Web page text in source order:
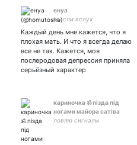
енуа
мысли вслух
Каждый день мне кажется, что я
плохая мать. И что я всегда делаю
все не так. Кажется, моя
послеродовая депрессия приняла
серьёзный характер
кариночка ॐ пiзда пiд
ногами майора сатiва
ловлю сигналы